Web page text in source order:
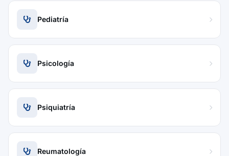
Pediatría
Psicología
Psiquiatría
Reumatología